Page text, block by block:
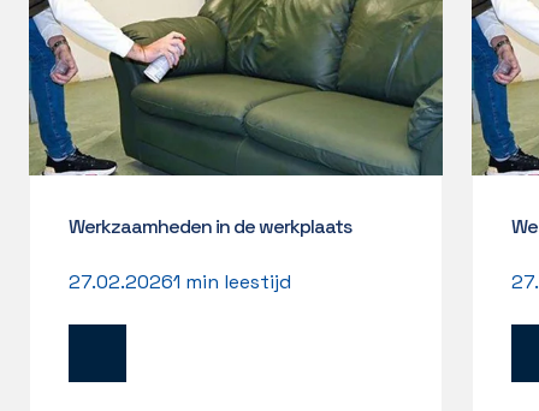
Werkzaamheden in de werkplaats
27.02.20261 min leestijd